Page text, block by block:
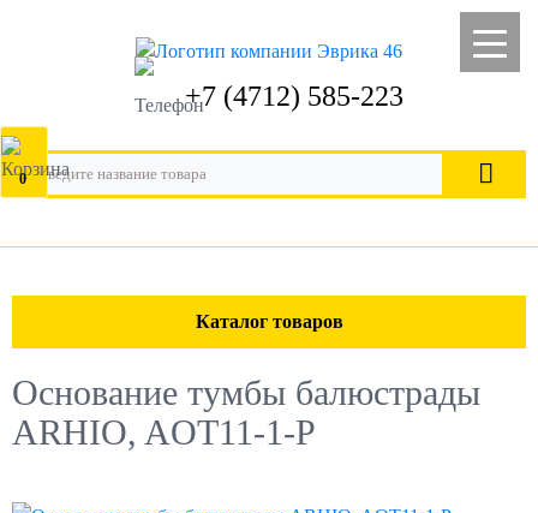
+7 (4712) 585-223
0
Каталог товаров
Основание тумбы балюстрады
ARHIO, AOT11-1-P